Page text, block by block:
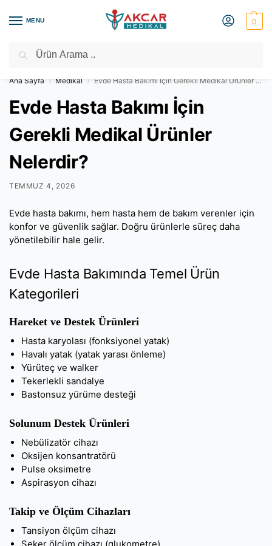
MENU 0
Medikal Market – Medikal Ürünler
Ana Sayfa / Medikal / Evde Hasta Bakımı İçin Gerekli Medikal Ürünler Nelerdir?
Evde Hasta Bakımı İçin
Gerekli Medikal Ürünler
Nelerdir?
TEMMUZ 4, 2026
Evde hasta bakımı, hem hasta hem de bakım verenler için
konfor ve güvenlik sağlar. Doğru ürünlerle süreç daha
yönetilebilir hale gelir.
Evde Hasta Bakımında Temel Ürün
Kategorileri
Hareket ve Destek Ürünleri
Hasta karyolası (fonksiyonel yatak)
Havalı yatak (yatak yarası önleme)
Yürüteç ve walker
Tekerlekli sandalye
Bastonsuz yürüme desteği
Solunum Destek Ürünleri
Nebülizatör cihazı
Oksijen konsantratörü
Pulse oksimetre
Aspirasyon cihazı
Takip ve Ölçüm Cihazları
Tansiyon ölçüm cihazı
Şeker ölçüm cihazı (glukometre)